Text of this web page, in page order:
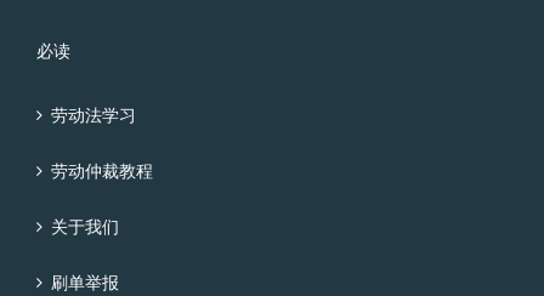
必读
劳动法学习
劳动仲裁教程
关于我们
刷单举报